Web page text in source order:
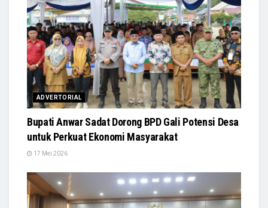
ADVERTORIAL
Bupati Anwar Sadat Dorong BPD Gali Potensi Desa
untuk Perkuat Ekonomi Masyarakat
17 Mei 2026